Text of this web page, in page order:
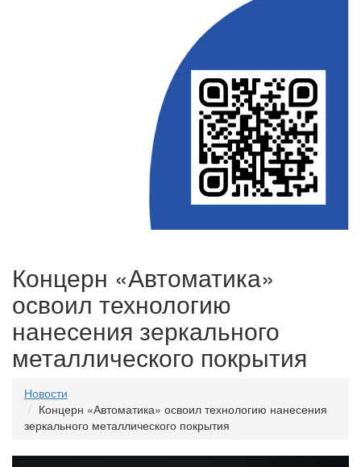
Концерн «Автоматика»
освоил технологию
нанесения зеркального
металлического покрытия
Новости
Концерн «Автоматика» освоил технологию нанесения
зеркального металлического покрытия